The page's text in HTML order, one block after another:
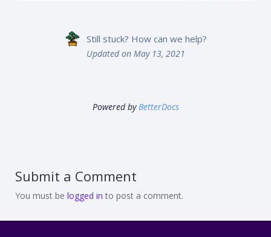
Still stuck? How can we help?
Updated on May 13, 2021
Powered byBetterDocs
Submit a Comment
You must be logged in to post a comment.